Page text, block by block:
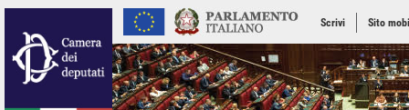
Scrivi Sito